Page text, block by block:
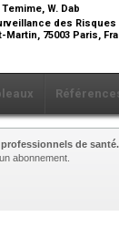
W. Dab
des
75003 Paris,
de santé.
abonnement.